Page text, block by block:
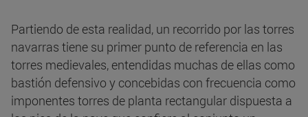
Partiendo de esta realidad, un recorrido por las torres
navarras tiene su primer punto de referencia en las
torres medievales, entendidas muchas de ellas como
bastión defensivo y concebidas con frecuencia como
imponentes torres de planta rectangular dispuesta a